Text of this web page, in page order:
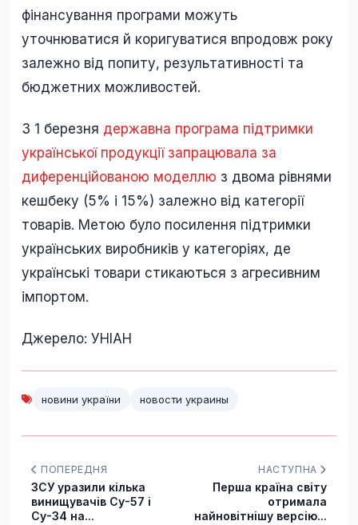
фінансування програми можуть
уточнюватися й коригуватися впродовж року
залежно від попиту, результативності та
бюджетних можливостей.
З 1 березня державна програма підтримки
української продукції запрацювала за
диференційованою моделлю з двома рівнями
кешбеку (5% і 15%) залежно від категорії
товарів. Метою було посилення підтримки
українських виробників у категоріях, де
українські товари стикаються з агресивним
імпортом.
Джерело: УНІАН
новини україни новости украины
ПОПЕРЕДНЯ
ЗСУ уразили кілька
винищувачів Су-57 і
Су-34 на...
НАСТУПНА
Перша країна світу
отримала
найновітнішу версію...